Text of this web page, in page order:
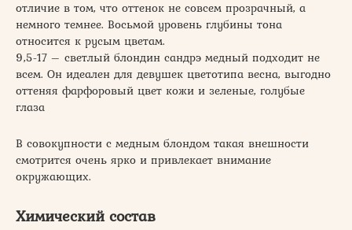
отличие в том, что оттенок не совсем прозрачный, а
немного темнее. Восьмой уровень глубины тона
относится к русым цветам.
9,5-17 – светлый блондин сандрэ медный подходит не
всем. Он идеален для девушек цветотипа весна, выгодно
оттеняя фарфоровый цвет кожи и зеленые, голубые
глаза
В совокупности с медным блондом такая внешности
смотрится очень ярко и привлекает внимание
окружающих.
Химический состав